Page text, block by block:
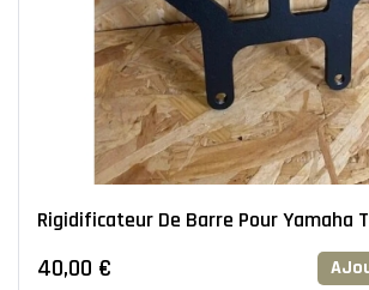
Rigidificateur De Barre Pour Yamaha
40,00 €